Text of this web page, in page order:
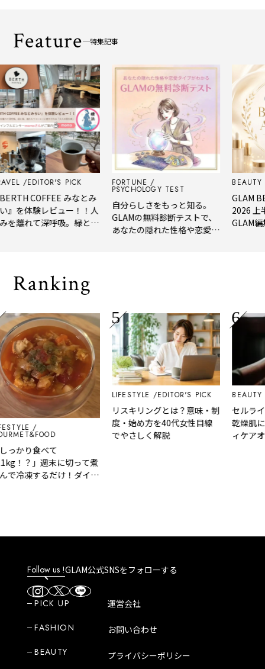
Feature 特集記事
EDITOR'S PICK
COFFEE みなとみ
体験レビュー！！人
れて深呼吸。緑と
FORTUNE
PSYCHOLOGY TEST
自分らしさをもっと知る。
GLAMの無料診断テストで、
あなたの隠れた性格や恋愛タ
BEAUTY
GLAM
2026 上半
GLAM編集部
年上半期の新
Ranking
り食べて
」週末に切って煮
凍するだけ！ダイエ
LIFESTYLE EDITOR'S PICK
リスキリングとは？意味・制
度・始め方を40代女性目線
でやさしく解説
BEAUTY
セルライト対
乾燥肌にも使
ィケアオイル
Follow us !GLAM公式SNSをフォローする
PICK UP
FASHION
BEAUTY
運営会社
お問い合わせ
プライバシーポリシー